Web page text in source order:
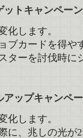
ットキャンペーン
化します。
ブカードを得や
ターを討伐時に
アップキャンペ
化します。
に、兆しの光が